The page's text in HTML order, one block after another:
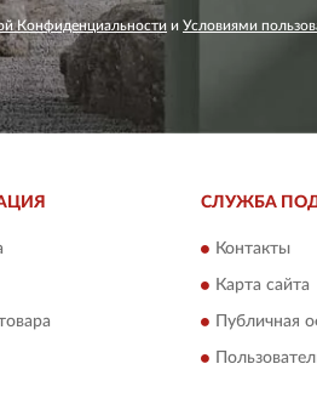
Конфиденциальности и Условиями
СЛУЖБА
Контакты
Карта сайта
Публичная